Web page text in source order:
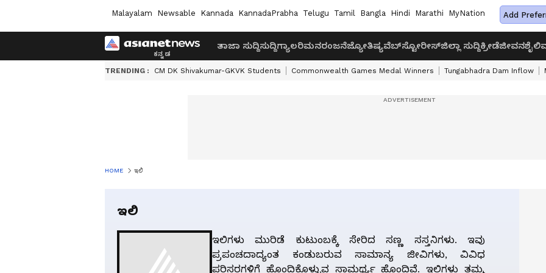
Malayalam Newsable Kannada KannadaPrabha Telugu Tamil Bangla Hindi Marathi MyNation Add
ತಾಜಾ ಸುದ್ದಿಸುದ್ದಿಗ್ಯಾಲರಿಮನರಂಜನೆಜ್ಯೋತಿಷ್ಯವೆಬ್‌ಸ್ಟೋರೀಸ್ಜಿಲ್ಲಾ ಸುದ್ದಿಕ್ರೀಡೆಜೀವನಶೈಲಿ
TRENDING : CM DK Shivakumar-GKVK Students Commonwealth Games Medal Winners Tungabhadra Dam Inflow
HOME ಇಲಿ
ಇಲಿ
ಇಲಿಗಳು ಮುರಿಡೆ ಕುಟುಂಬಕ್ಕೆ ಸೇರಿದ ಸಣ್ಣ ಸಸ್ತನಿಗಳು. ಇವು
ಪ್ರಪಂಚದಾದ್ಯಂತ ಕಂಡುಬರುವ ಸಾಮಾನ್ಯ ಜೀವಿಗಳು, ವಿವಿಧ
ಪರಿಸರಗಳಿಗೆ ಹೊಂದಿಕೊಳ್ಳುವ ಸಾಮರ್ಥ್ಯ ಹೊಂದಿವೆ. ಇಲಿಗಳು ತಮ್ಮ